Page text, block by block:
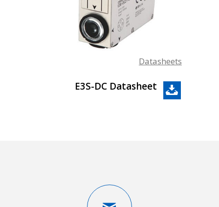
Datasheets
E3S-DC Datasheet